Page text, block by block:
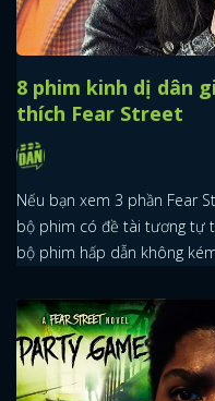
8 phim kinh dị dân
thích Fear Street
Nếu bạn xem 3 phần Fear
bộ phim có đề tài tương tự
bộ phim hấp dẫn không